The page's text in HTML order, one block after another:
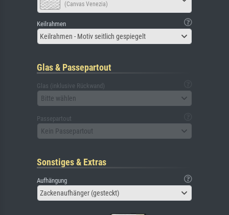
(Canvas Venezia)
Keilrahmen
Keilrahmen - Motiv seitlich gespiegelt
Glas & Passepartout
Glas (inklusive Rückwand)
Bitte wählen
Passepartout
Kein Passepartout
Sonstiges & Extras
Aufhängung
Zackenaufhänger (gesteckt)